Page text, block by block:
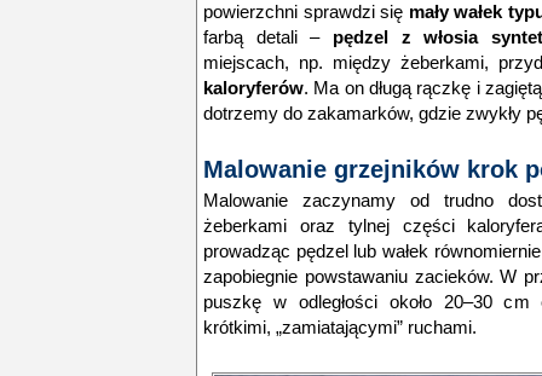
powierzchni sprawdzi się mały wałek
farbą detali – pędzel z włosia
miejscach, np. między żeberkami,
kaloryferów. Ma on długą rączkę i
dotrzemy do zakamarków, gdzie zwykły
Malowanie grzejników krok
Malowanie zaczynamy od trudno
żeberkami oraz tylnej części
prowadząc pędzel lub wałek
zapobiegnie powstawaniu zacieków. W
puszkę w odległości około 20–30
krótkimi, „zamiatającymi” ruchami.